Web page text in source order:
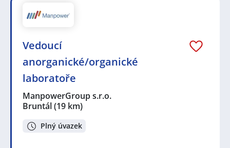
Vedoucí
anorganické/organické
laboratoře
ManpowerGroup s.r.o.
Bruntál(19 km)
Plný úvazek